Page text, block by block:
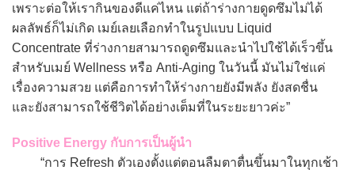
เพราะต่อให้เรากินของดีแค่ไหน แต่ถ้าร่างกายดูดซึมไม่ได้
ผลลัพธ์ก็ไม่เกิด เมย์เลยเลือกทำในรูปแบบ Liquid
Concentrate ที่ร่างกายสามารถดูดซึมและนำไปใช้ได้เร็วขึ้น
สำหรับเมย์ Wellness หรือ Anti-Aging ในวันนี้ มันไม่ใช่แค่
เรื่องความสวย แต่คือการทำให้ร่างกายยังมีพลัง ยังสดชื่น
และยังสามารถใช้ชีวิตได้อย่างเต็มที่ในระยะยาวค่ะ”
Positive Energy กับการเป็นผู้นำ
“การ Refresh ตัวเองตั้งแต่ตอนลืมตาตื่นขึ้นมาในทุกเช้า